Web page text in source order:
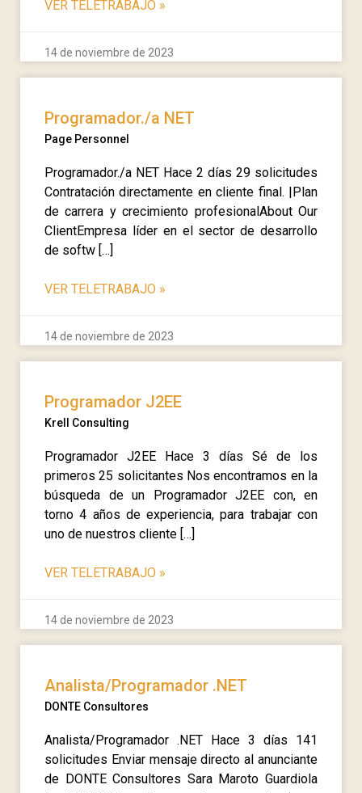
VER TELETRABAJO »
14 de noviembre de 2023
Programador./a NET
Page Personnel
Programador./a NET Hace 2 días 29 solicitudes
Contratación directamente en cliente final. |Plan
de carrera y crecimiento profesionalAbout Our
ClientEmpresa líder en el sector de desarrollo
de softw […]
VER TELETRABAJO »
14 de noviembre de 2023
Programador J2EE
Krell Consulting
Programador J2EE Hace 3 días Sé de los
primeros 25 solicitantes Nos encontramos en la
búsqueda de un Programador J2EE con, en
torno 4 años de experiencia, para trabajar con
uno de nuestros cliente […]
VER TELETRABAJO »
14 de noviembre de 2023
Analista/Programador .NET
DONTE Consultores
Analista/Programador .NET Hace 3 días 141
solicitudes Enviar mensaje directo al anunciante
de DONTE Consultores Sara Maroto Guardiola